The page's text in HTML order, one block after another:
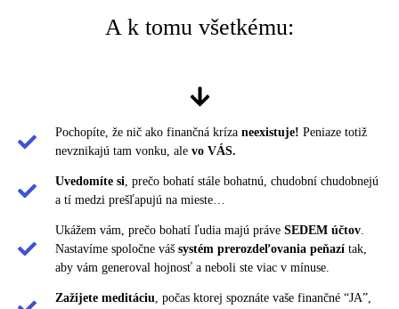
A k tomu všetkému:
Pochopíte, že nič ako finančná krízaneexistuje! Peniaze totiž
nevznikajú tam vonku, alevo VÁS.
Uvedomíte si, prečo bohatí stále bohatnú, chudobní chudobnejú
a tí medzi prešľapujú na mieste…
Ukážem vám, prečo bohatí ľudia majú práveSEDEM účtov.
Nastavíme spoločne vášsystém prerozdeľovania peňazí tak,
aby vám generoval hojnosť a neboli ste viac v mínuse.
Zažijete meditáciu, počas ktorej spoznáte vaše finančné “JA”,